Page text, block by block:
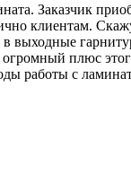
Заказчик
клиентам.
выходные
плюс
работы с